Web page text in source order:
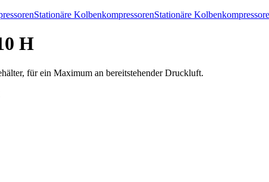
Stationäre KolbenkompressorenStationäre
H
für ein Maximum an bereitstehender Druckluft.